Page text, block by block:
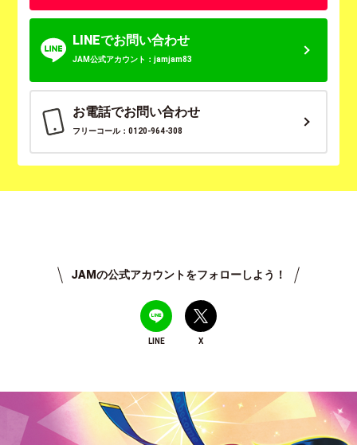
LINEでお問い合わせ
JAM公式アカウント：jamjam83
お電話でお問い合わせ
フリーコール：0120-964-308
JAMの公式アカウントをフォローしよう！
LINE X